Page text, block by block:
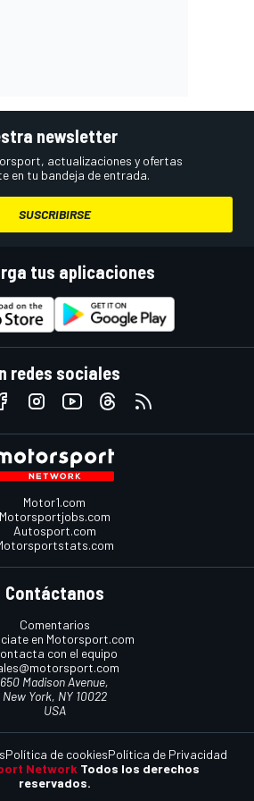
newsletter
actualizaciones y ofertas
en tu bandeja de entrada.
SUSCRIBIRSE
tus aplicaciones
redes sociales
Motor1.com
Motorsportjobs.com
Autosport.com
Contáctanos
Comentarios
en Motorsport.com
con el equipo
650 Madison Avenue,
New York, NY 10022
USA
Network Todos los derechos
reservados.
Política de cookiesPolítica de Privacidad